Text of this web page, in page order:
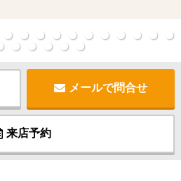
メールで問合せ
来店予約